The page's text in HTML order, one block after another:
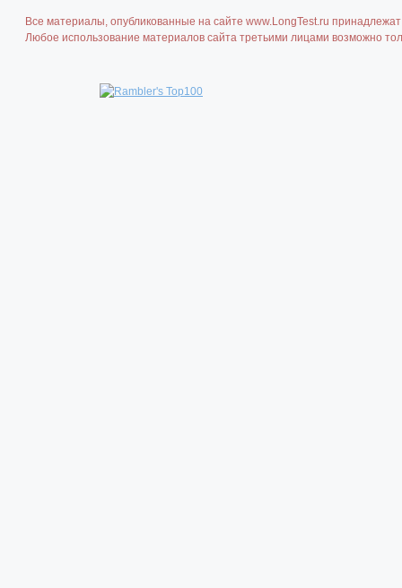
Все материалы, опубликованные на сайте www.LongTest.ru
Любое использование материалов сайта третьими лицами возможно